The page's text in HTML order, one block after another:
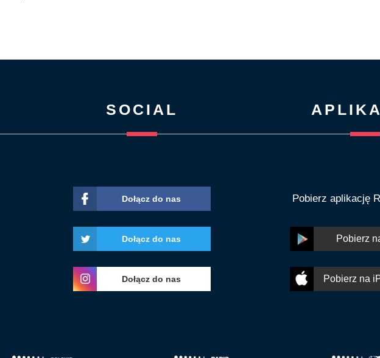
SOCIAL
Dołącz do nas
Dołącz do nas
Dołącz do nas
Pobierz aplikację
Pobierz
Pobierz na